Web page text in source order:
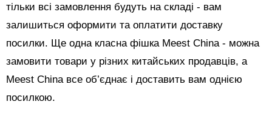
тільки всі замовлення будуть на складі - вам
залишиться оформити та оплатити доставку
посилки. Ще одна класна фішка Meest China - можна
замовити товари у різних китайських продавців, а
Meest China все об’єднає і доставить вам однією
посилкою.